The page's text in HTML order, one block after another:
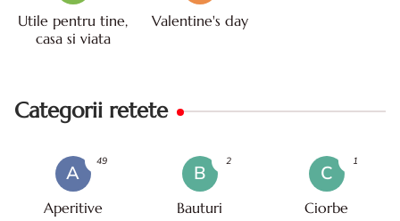
Utile pentru tine,
casa si viata
Valentine's day
Categorii retete
A
Aperitive
49
B
Bauturi
2
C
Ciorbe
1